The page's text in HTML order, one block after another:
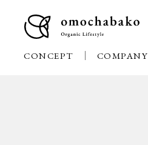
CONCEPT COMPANY